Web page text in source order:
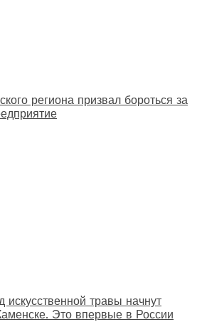
региона призвал бороться за
искусственной травы начнут
Это впервые в России